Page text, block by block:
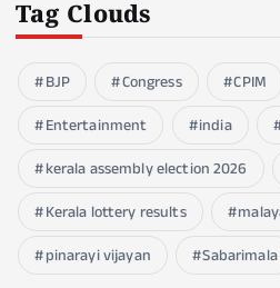
Tag Clouds
BJP Congress CPIM
Entertainment
india
kerala assembly election 2026
Kerala lottery results
pinarayi vijayan
Sabarimala